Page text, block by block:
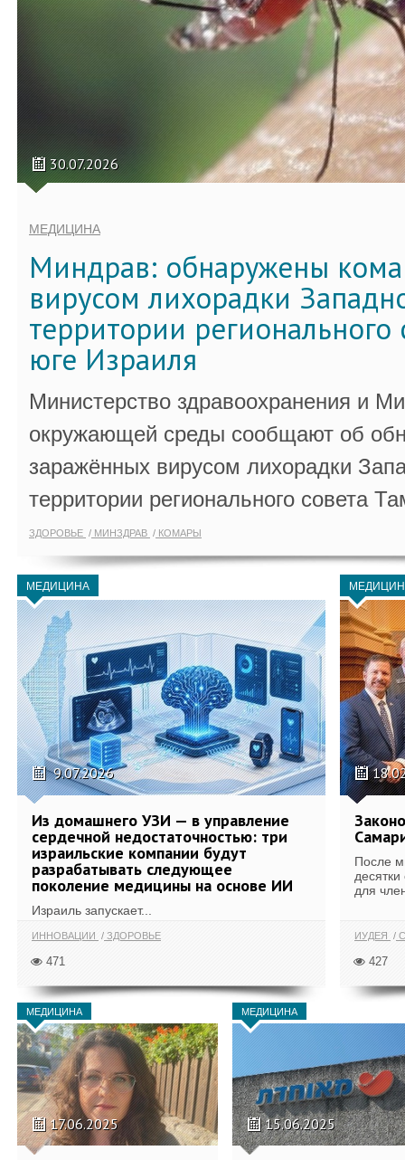
30.07.2026
МЕДИЦИНА
Миндрав: обнаружены
вирусом лихорадки
территории регионального
юге Израиля
Министерство здравоохранения и
окружающей среды сообщают об
заражённых вирусом лихорадки
территории регионального совета
ЗДОРОВЬЕ МИНЗДРАВ КОМАРЫ
МЕДИЦИНА
9.07.2026
Из домашнего УЗИ — в управление
сердечной недостаточностью: три
израильские компании будут
разрабатывать следующее
поколение медицины на основе ИИ
Израиль запускает...
ИННОВАЦИИ ЗДОРОВЬЕ
471
После
для
ИУДЕЯ
427
МЕДИЦИНА
17.06.2025
МЕДИЦИНА
15.06.2025